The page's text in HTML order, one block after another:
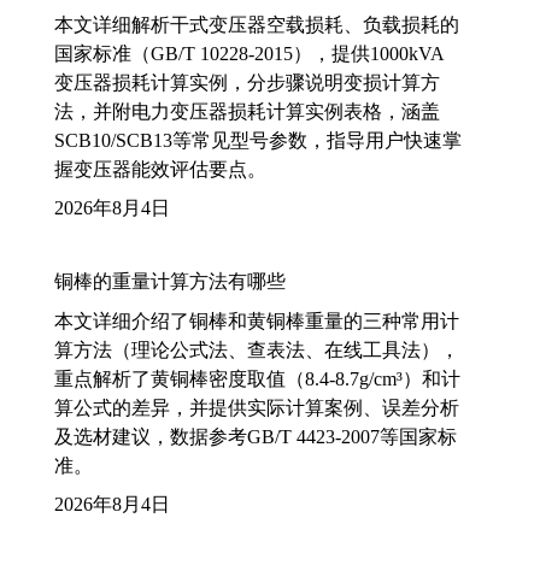
本文详细解析干式变压器空载损耗、负载损耗的
国家标准（GB/T 10228-2015），提供1000kVA
变压器损耗计算实例，分步骤说明变损计算方
法，并附电力变压器损耗计算实例表格，涵盖
SCB10/SCB13等常见型号参数，指导用户快速掌
握变压器能效评估要点。
2026年8月4日
铜棒的重量计算方法有哪些
本文详细介绍了铜棒和黄铜棒重量的三种常用计
算方法（理论公式法、查表法、在线工具法），
重点解析了黄铜棒密度取值（8.4-8.7g/cm³）和计
算公式的差异，并提供实际计算案例、误差分析
及选材建议，数据参考GB/T 4423-2007等国家标
准。
2026年8月4日